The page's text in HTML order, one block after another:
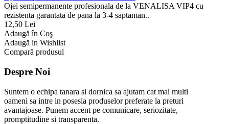
Ojei semipermanente profesionala de la VENALISA VIP4 cu
rezistenta garantata de pana la 3-4 saptaman..
12,50 Lei
Adaugă în Coş
Adaugă in Wishlist
Compară produsul
Despre Noi
Suntem o echipa tanara si dornica sa ajutam cat mai multi
oameni sa intre in posesia produselor preferate la preturi
avantajoase. Punem accent pe comunicare, seriozitate,
promptitudine si transparenta.